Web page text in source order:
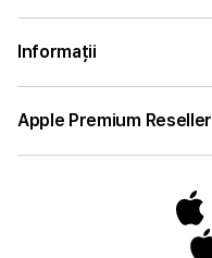
Informații
Apple Premium Reseller